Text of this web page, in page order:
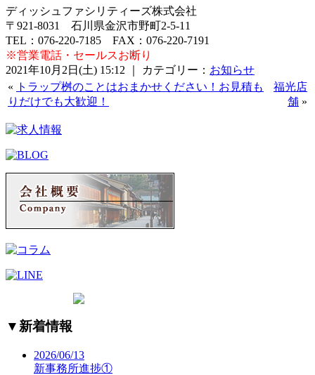
ディッシュファシリティーズ株式会社
〒921-8031 石川県金沢市野町2-5-11
TEL：076-220-7185 FAX：076-220-7191
※営業電話・セールスお断り
2021年10月2日(土) 15:12 ｜ カテゴリー： お知らせ
«
トラップ桝のことはおまかせください！お見積も
りだけでも大歓迎！
福光店
舗 »
▼ 新着情報
2026/06/13
新事務所進捗①